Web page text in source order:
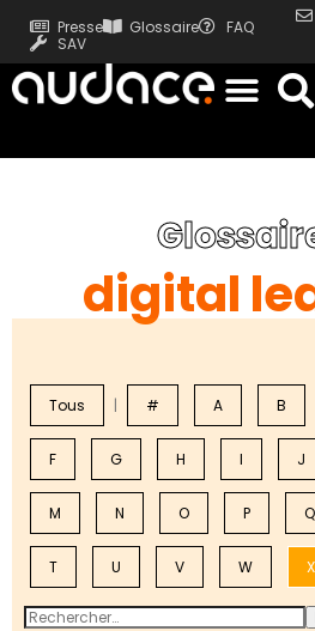
Presse Glossaire
FAQ
SAV
digital
Tous | # A B
F G H I J
M N O P Q
T U V W X